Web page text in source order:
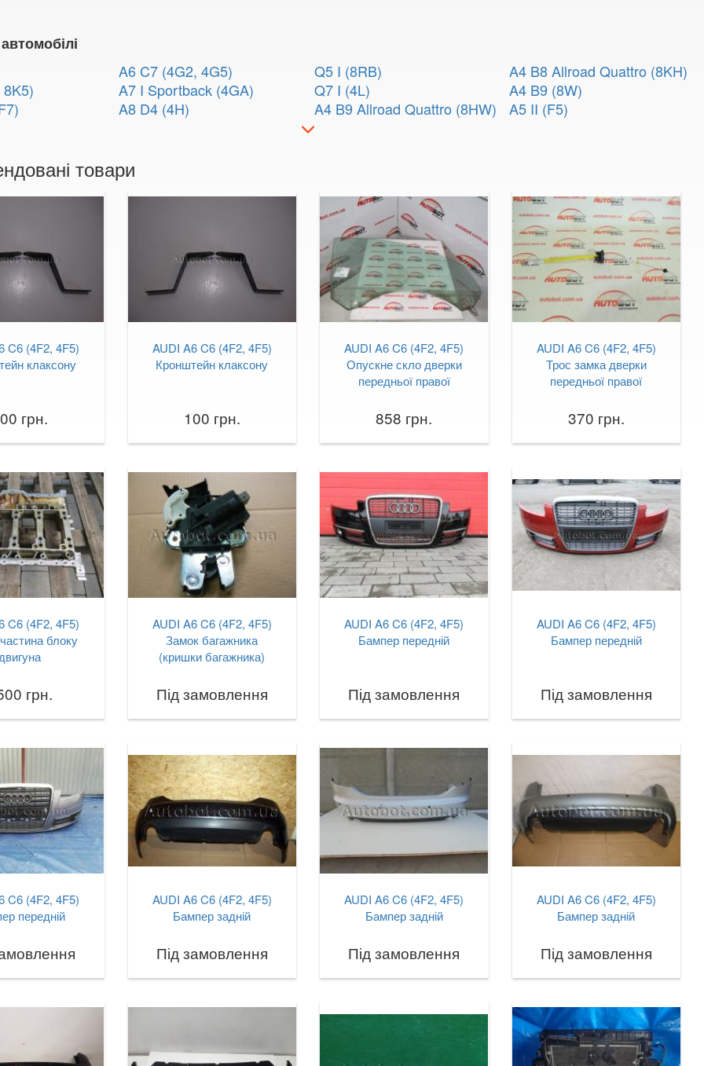
A6 C7 (4G2, 4G5)
A7 I Sportback (4GA)
A8 D4 (4H)
Q5 I (8RB)
Q7 I (4L)
A4 B9 Allroad Quattro (8HW)
A4 B8 Allroad Quattro (8KH)
A4 B9 (8W)
A5 II (F5)
товари
C6 (4F2, 4F5)
клаксону
грн.
AUDI A6 C6 (4F2, 4F5)
Кронштейн клаксону
100 грн.
AUDI A6 C6 (4F2, 4F5)
Опускне скло дверки
передньої правої
858 грн.
AUDI A6 C6 (4F2, 4F5)
Трос замка дверки
передньої правої
370 грн.
C6 (4F2, 4F5)
блоку
двигуна
грн.
AUDI A6 C6 (4F2, 4F5)
Замок багажника
(кришки багажника)
Під замовлення
AUDI A6 C6 (4F2, 4F5)
Бампер передній
Під замовлення
AUDI A6 C6 (4F2, 4F5)
Бампер передній
Під замовлення
C6 (4F2, 4F5)
передній
AUDI A6 C6 (4F2, 4F5)
Бампер задній
Під замовлення
AUDI A6 C6 (4F2, 4F5)
Бампер задній
Під замовлення
AUDI A6 C6 (4F2, 4F5)
Бампер задній
Під замовлення